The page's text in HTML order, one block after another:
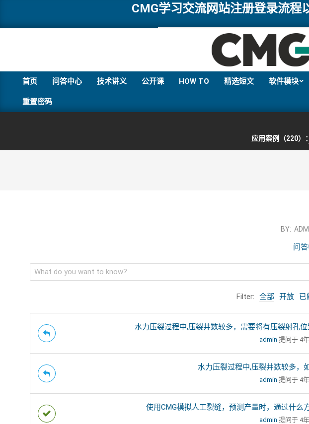
content
CMG学习交流网站注册登录流程
首页 问答中心 技术讲义 公开课 HOW TO 精选短文 软件模块
重置密码
应用案例（220）
BY:
问
Filter: 全部 开放 已
水力压裂过程中,压裂井数较多，需要将有压裂射孔
admin 提问于 4
水力压裂过程中,压裂井数较多，
admin 提问于 4
使用CMG模拟人工裂缝，预测产量时，通过什么
admin 提问于 4